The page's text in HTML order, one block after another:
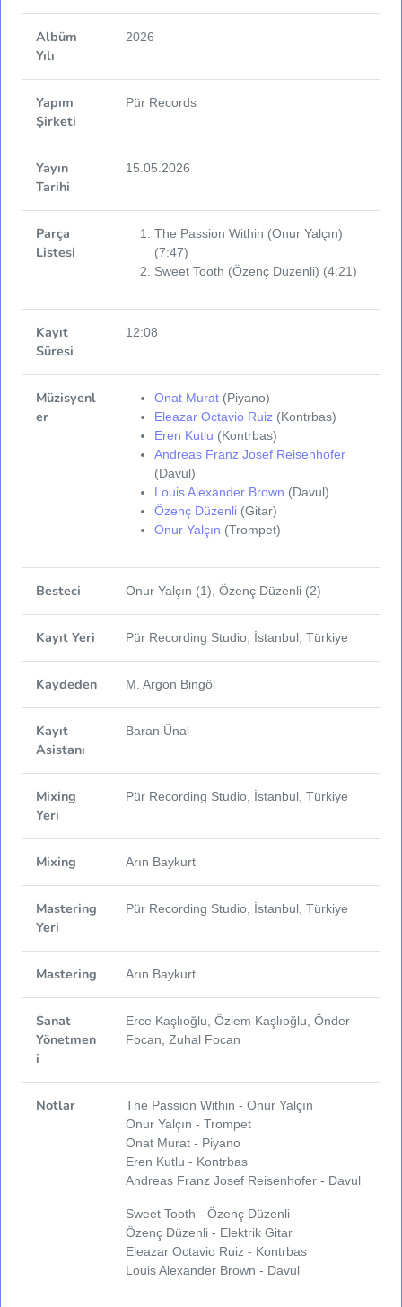
Albüm
Yılı
2026
Yapım
Şirketi
Pür Records
Yayın
Tarihi
15.05.2026
Parça
Listesi
The Passion Within (Onur Yalçın)
(7:47)
Sweet Tooth (Özenç Düzenli) (4:21)
Kayıt
Süresi
12:08
Müzisyenl
er
Onat Murat (Piyano)
Eleazar Octavio Ruiz (Kontrbas)
Eren Kutlu (Kontrbas)
Andreas Franz Josef Reisenhofer
(Davul)
Louis Alexander Brown (Davul)
Özenç Düzenli (Gitar)
Onur Yalçın (Trompet)
Besteci Onur Yalçın (1), Özenç Düzenli (2)
Kayıt Yeri Pür Recording Studio, İstanbul, Türkiye
Kaydeden M. Argon Bingöl
Kayıt
Asistanı
Baran Ünal
Mixing
Yeri
Pür Recording Studio, İstanbul, Türkiye
Mixing Arın Baykurt
Mastering
Yeri
Pür Recording Studio, İstanbul, Türkiye
Mastering Arın Baykurt
Sanat
Yönetmen
i
Erce Kaşlıoğlu, Özlem Kaşlıoğlu, Önder
Focan, Zuhal Focan
Notlar
The Passion Within - Onur Yalçın
Onur Yalçın - Trompet
Onat Murat - Piyano
Eren Kutlu - Kontrbas
Andreas Franz Josef Reisenhofer - Davul
Sweet Tooth - Özenç Düzenli
Özenç Düzenli - Elektrik Gitar
Eleazar Octavio Ruiz - Kontrbas
Louis Alexander Brown - Davul